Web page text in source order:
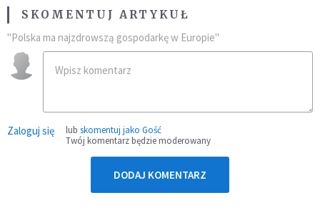
SKOMENTUJ ARTYKUŁ
"Polska ma najzdrowszą gospodarkę w Europie"
Zaloguj się lub skomentuj jako Gość
Twój komentarz będzie moderowany
DODAJ KOMENTARZ